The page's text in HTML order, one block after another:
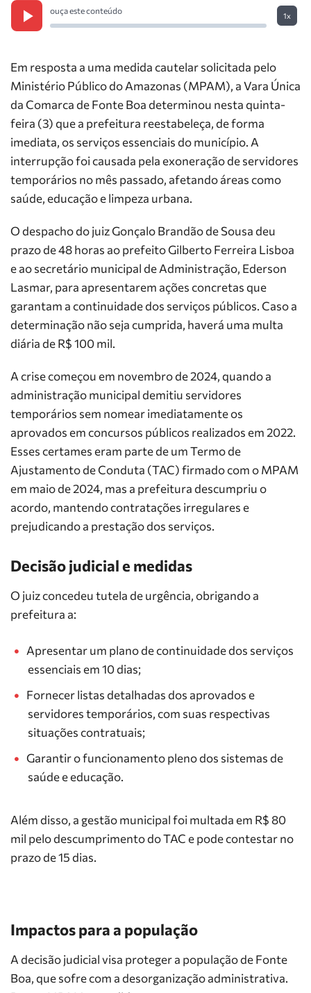
ouça este conteúdo
1x
Em resposta a uma medida cautelar solicitada pelo
Ministério Público do Amazonas (MPAM), a Vara Única
da Comarca de Fonte Boa determinou nesta quinta-
feira (3) que a prefeitura reestabeleça, de forma
imediata, os serviços essenciais do município. A
interrupção foi causada pela exoneração de servidores
temporários no mês passado, afetando áreas como
saúde, educação e limpeza urbana.
O despacho do juiz Gonçalo Brandão de Sousa deu
prazo de 48 horas ao prefeito Gilberto Ferreira Lisboa
e ao secretário municipal de Administração, Ederson
Lasmar, para apresentarem ações concretas que
garantam a continuidade dos serviços públicos. Caso a
determinação não seja cumprida, haverá uma multa
diária de R$ 100 mil.
A crise começou em novembro de 2024, quando a
administração municipal demitiu servidores
temporários sem nomear imediatamente os
aprovados em concursos públicos realizados em 2022.
Esses certames eram parte de um Termo de
Ajustamento de Conduta (TAC) firmado com o MPAM
em maio de 2024, mas a prefeitura descumpriu o
acordo, mantendo contratações irregulares e
prejudicando a prestação dos serviços.
Decisão judicial e medidas
O juiz concedeu tutela de urgência, obrigando a
prefeitura a:
Apresentar um plano de continuidade dos serviços
essenciais em 10 dias;
Fornecer listas detalhadas dos aprovados e
servidores temporários, com suas respectivas
situações contratuais;
Garantir o funcionamento pleno dos sistemas de
saúde e educação.
Além disso, a gestão municipal foi multada em R$ 80
mil pelo descumprimento do TAC e pode contestar no
prazo de 15 dias.
Impactos para a população
A decisão judicial visa proteger a população de Fonte
Boa, que sofre com a desorganização administrativa.